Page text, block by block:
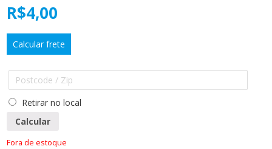
R$4,00
Calcular frete
Retirar no local
Calcular
Fora de estoque